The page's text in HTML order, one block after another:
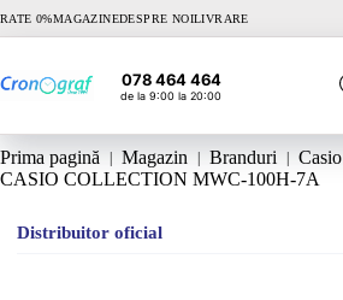
RATE 0%MAGAZINEDESPRE NOILIVRARE
078 464 464
de la 9:00 la 20:00
Prima pagină Magazin Branduri
Casio
CASIO COLLECTION MWC-100H-7A
Distribuitor oficial